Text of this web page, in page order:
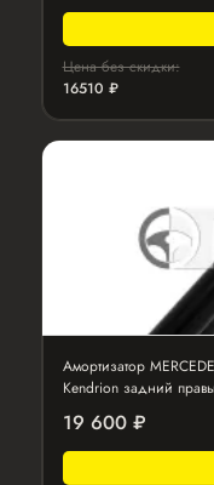
Цена без скидки:
16510 ₽
Амортизатор
Kendrion задний
19 600 ₽